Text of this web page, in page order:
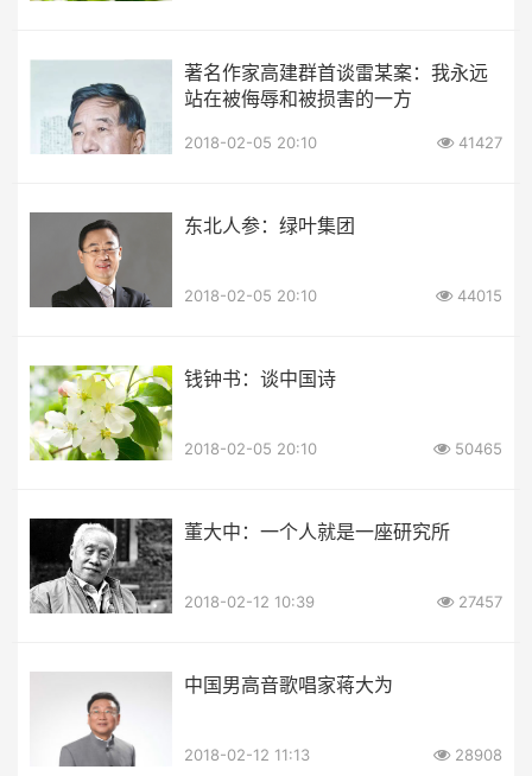
著名作家高建群首谈雷某案：我永远
站在被侮辱和被损害的一方
2018-02-05 20:10 41427
东北人参：绿叶集团
2018-02-05 20:10 44015
钱钟书：谈中国诗
2018-02-05 20:10 50465
董大中：一个人就是一座研究所
2018-02-12 10:39 27457
中国男高音歌唱家蒋大为
2018-02-12 11:13 28908